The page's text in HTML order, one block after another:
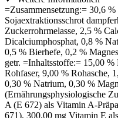
=Zusammensetzung:= 30,6
Sojaextraktionsschrot
Zuckerrohrmelasse, 2,5 %
Dicalciumphosphat, 0,8 %
0,5 % Bierhefe, 0,2 %
getr. =Inhaltsstoffe:= 15,00
Rohfaser, 9,00 % Rohasche,
0,30 % Natrium, 0,30 %
(Ernährungsphysiologische
A (E 672) als Vitamin A-
671), 300,00 mg Vitamin E